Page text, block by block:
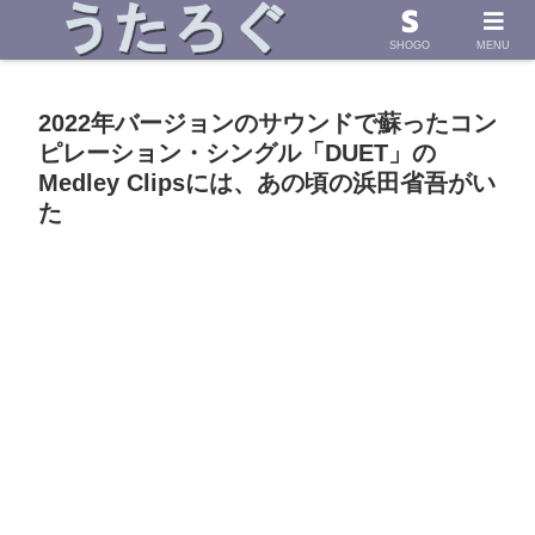
浜田省吾さんの「うた」に導かれて したためた物語
2022年バージョンのサウンドで蘇ったコン
ピレーション・シングル「DUET」の
Medley Clipsには、あの頃の浜田省吾がい
た
SHOGO MENU